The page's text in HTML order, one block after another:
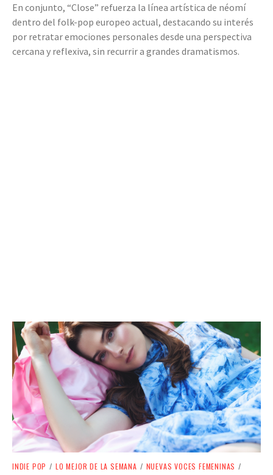
En conjunto, “Close” refuerza la línea artística de néomí
dentro del folk-pop europeo actual, destacando su interés
por retratar emociones personales desde una perspectiva
cercana y reflexiva, sin recurrir a grandes dramatismos.
INDIE POP / LO MEJOR DE LA SEMANA / NUEVAS VOCES FEMENINAS /